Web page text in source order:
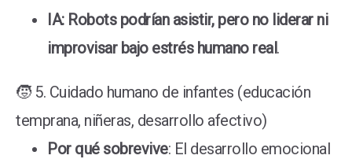
IA: Robots podrían asistir, pero no liderar ni
improvisar bajo estrés humano real.
🧒 5. Cuidado humano de infantes (educación
temprana, niñeras, desarrollo afectivo)
Por qué sobrevive: El desarrollo emocional